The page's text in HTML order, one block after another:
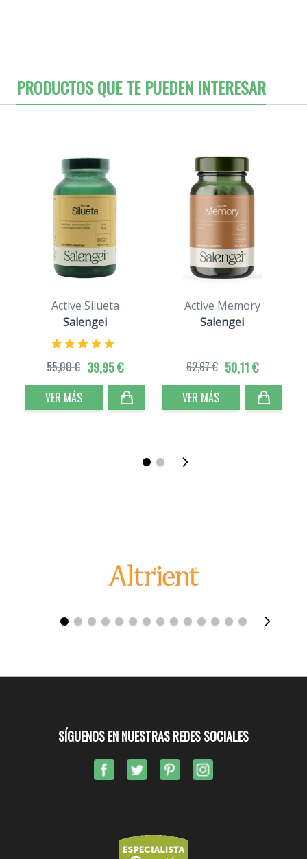
PRODUCTOS QUE TE PUEDEN INTERESAR
Active Silueta
Salengei
39,95 €
55,00 €
VER MÁS
Active Memory
Salengei
50,11 €
62,67 €
VER MÁS
SÍGUENOS EN NUESTRAS REDES SOCIALES